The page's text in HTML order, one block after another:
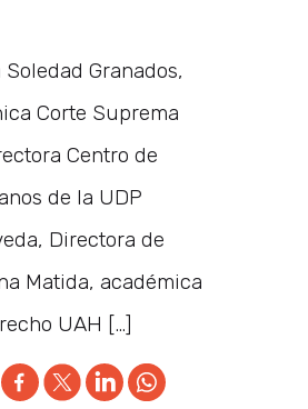
Granados,
Corte Suprema
Centro de
de la UDP
Directora de
Matida, académica
UAH […]